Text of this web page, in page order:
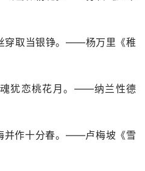
穿取当银铮。——杨万里《稚
犹恋桃花月。——纳兰性德
并作十分春。——卢梅坡《雪